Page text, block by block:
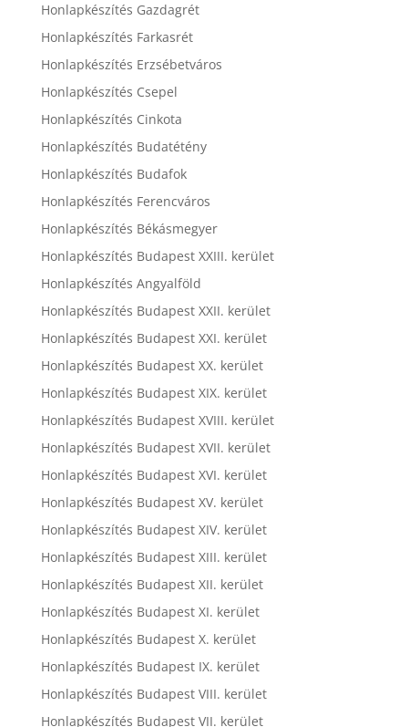
Honlapkészítés Gazdagrét
Honlapkészítés Farkasrét
Honlapkészítés Erzsébetváros
Honlapkészítés Csepel
Honlapkészítés Cinkota
Honlapkészítés Budatétény
Honlapkészítés Budafok
Honlapkészítés Ferencváros
Honlapkészítés Békásmegyer
Honlapkészítés Budapest XXIII. kerület
Honlapkészítés Angyalföld
Honlapkészítés Budapest XXII. kerület
Honlapkészítés Budapest XXI. kerület
Honlapkészítés Budapest XX. kerület
Honlapkészítés Budapest XIX. kerület
Honlapkészítés Budapest XVIII. kerület
Honlapkészítés Budapest XVII. kerület
Honlapkészítés Budapest XVI. kerület
Honlapkészítés Budapest XV. kerület
Honlapkészítés Budapest XIV. kerület
Honlapkészítés Budapest XIII. kerület
Honlapkészítés Budapest XII. kerület
Honlapkészítés Budapest XI. kerület
Honlapkészítés Budapest X. kerület
Honlapkészítés Budapest IX. kerület
Honlapkészítés Budapest VIII. kerület
Honlapkészítés Budapest VII. kerület